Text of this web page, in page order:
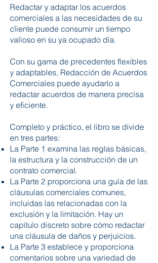
Redactar y adaptar los acuerdos
comerciales a las necesidades de su
cliente puede consumir un tiempo
valioso en su ya ocupado día.
Con su gama de precedentes flexibles
y adaptables, Redacción de Acuerdos
Comerciales puede ayudarlo a
redactar acuerdos de manera precisa
y eficiente.
Completo y práctico, el libro se divide
en tres partes:
La Parte 1 examina las reglas básicas,
la estructura y la construcción de un
contrato comercial.
La Parte 2 proporciona una guía de las
cláusulas comerciales comunes,
incluidas las relacionadas con la
exclusión y la limitación. Hay un
capítulo discreto sobre cómo redactar
una cláusula de daños y perjuicios.
La Parte 3 establece y proporciona
comentarios sobre una variedad de